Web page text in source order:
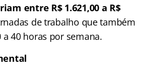
entre R$ 1.621,00 a R$
de trabalho que também
40 horas por semana.